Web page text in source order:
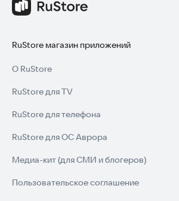
RuStore магазин приложений
О RuStore
RuStore для TV
RuStore для телефона
RuStore для ОС Аврора
Медиа-кит (для СМИ и блогеров)
Пользовательское соглашение